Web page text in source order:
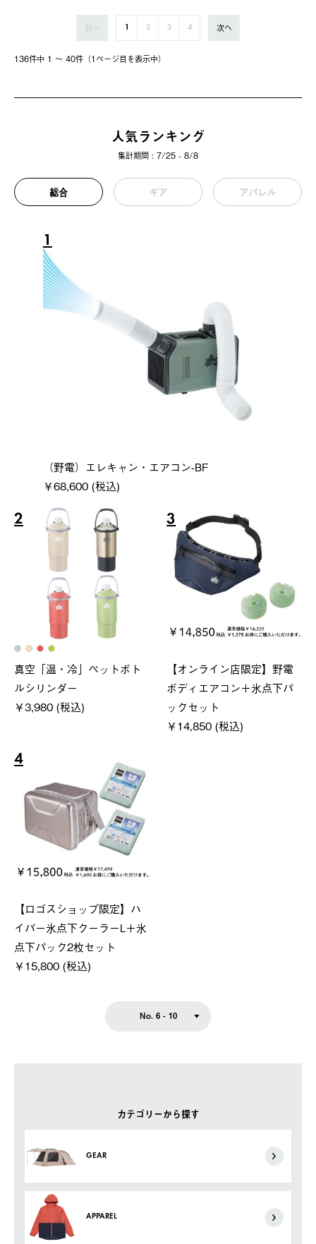
カテゴリーから探す
GEAR
APPAREL
136件中 1 〜 40件（1ページ⽬を表⽰中）
前へ 1 2 3 4 次へ
人気ランキング
集計期間 : 7/25 - 8/8
総合 ギア アパレル
1
（野電）エレキャン・エアコン-BF
￥68,600 (税込)
2
真空「温・冷」ペットボト
ルシリンダー
￥3,980 (税込)
3
【オンライン店限定】野電
ボディエアコン＋氷点下パ
ックセット
￥14,850 (税込)
4
【ロゴスショップ限定】ハ
イパー氷点下クーラーL＋氷
点下パック2枚セット
￥15,800 (税込)
No. 6 - 10